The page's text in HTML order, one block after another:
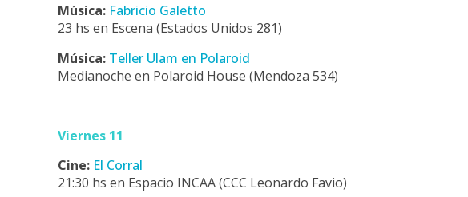
Música: Fabricio Galetto
23 hs en Escena (Estados Unidos 281)
Música: Teller Ulam en Polaroid
Medianoche en Polaroid House (Mendoza 534)
Viernes 11
Cine: El Corral
21:30 hs en Espacio INCAA (CCC Leonardo Favio)